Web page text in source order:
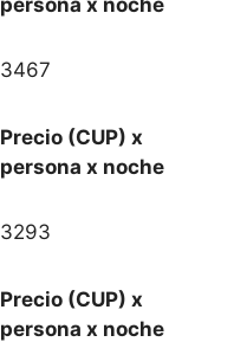
3467
Precio (CUP) x
persona x noche
3293
Precio (CUP) x
persona x noche